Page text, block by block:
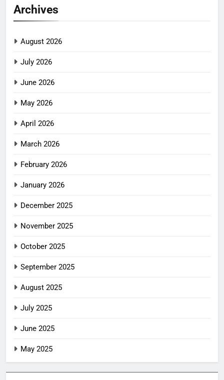
Archives
August 2026
July 2026
June 2026
May 2026
April 2026
March 2026
February 2026
January 2026
December 2025
November 2025
October 2025
September 2025
August 2025
July 2025
June 2025
May 2025